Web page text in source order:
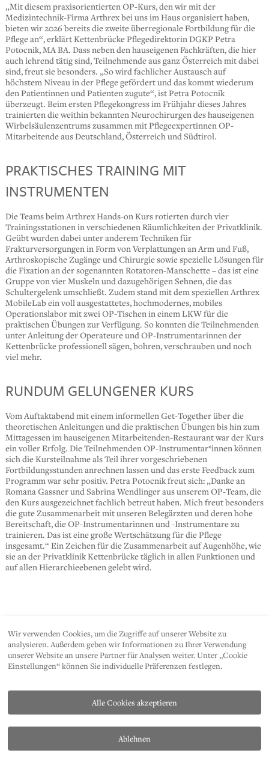
„Mit diesem praxisorientierten OP-Kurs, den wir mit der
Medizintechnik-Firma Arthrex bei uns im Haus organisiert haben,
bieten wir 2026 bereits die zweite überregionale Fortbildung für die
Pflege an“, erklärt Kettenbrücke Pflegedirektorin DGKP Petra
Potocnik, MA BA. Dass neben den hauseigenen Fachkräften, die hier
auch lehrend tätig sind, Teilnehmende aus ganz Österreich mit dabei
sind, freut sie besonders. „So wird fachlicher Austausch auf
höchstem Niveau in der Pflege gefördert und das kommt wiederum
den Patientinnen und Patienten zugute“, ist Petra Potocnik
überzeugt. Beim ersten Pflegekongress im Frühjahr dieses Jahres
trainierten die weithin bekannten Neurochirurgen des hauseigenen
Wirbelsäulenzentrums zusammen mit Pflegeexpertinnen OP-
Mitarbeitende aus Deutschland, Österreich und Südtirol.
PRAKTISCHES TRAINING MIT
INSTRUMENTEN
Die Teams beim Arthrex Hands-on Kurs rotierten durch vier
Trainingsstationen in verschiedenen Räumlichkeiten der Privatklinik.
Geübt wurden dabei unter anderem Techniken für
Frakturversorgungen in Form von Verplattungen an Arm und Fuß,
Arthroskopische Zugänge und Chirurgie sowie spezielle Lösungen für
die Fixation an der sogenannten Rotatoren-Manschette – das ist eine
Gruppe von vier Muskeln und dazugehörigen Sehnen, die das
Schultergelenk umschließt. Zudem stand mit dem speziellen Arthrex
MobileLab ein voll ausgestattetes, hochmodernes, mobiles
Operationslabor mit zwei OP-Tischen in einem LKW für die
praktischen Übungen zur Verfügung. So konnten die Teilnehmenden
unter Anleitung der Operateure und OP-Instrumentarinnen der
Kettenbrücke professionell sägen, bohren, verschrauben und noch
viel mehr.
RUNDUM GELUNGENER KURS
Vom Auftaktabend mit einem informellen Get-Together über die
theoretischen Anleitungen und die praktischen Übungen bis hin zum
Mittagessen im hauseigenen Mitarbeitenden-Restaurant war der Kurs
ein voller Erfolg. Die Teilnehmenden OP-Instrumentar*innen können
sich die Kursteilnahme als Teil ihrer vorgeschriebenen
Fortbildungsstunden anrechnen lassen und das erste Feedback zum
Programm war sehr positiv. Petra Potocnik freut sich: „Danke an
Romana Gassner und Sabrina Wendlinger aus unserem OP-Team, die
den Kurs ausgezeichnet fachlich betreut haben. Mich freut besonders
die gute Zusammenarbeit mit unseren Belegärzten und deren hohe
Bereitschaft, die OP-Instrumentarinnen und -Instrumentare zu
trainieren. Das ist eine große Wertschätzung für die Pflege
insgesamt.“ Ein Zeichen für die Zusammenarbeit auf Augenhöhe, wie
sie an der Privatklinik Kettenbrücke täglich in allen Funktionen und
auf allen Hierarchieebenen gelebt wird.
KONTAKT DATENSCHUTZ
IMPRESSUM
Wir verwenden Cookies, um die Zugriffe auf unserer Website zu
analysieren. Außerdem geben wir Informationen zu Ihrer Verwendung
unserer Website an unsere Partner für Analysen weiter. Unter „Cookie
Einstellungen“ können Sie individuelle Präferenzen festlegen.
Ablehnen
Alle Cookies akzeptieren